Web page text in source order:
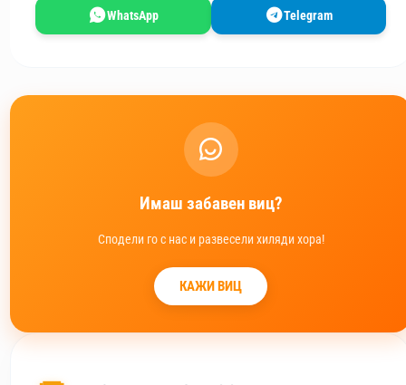
WhatsApp Telegram
Имаш забавен виц?
Сподели го с нас и развесели хиляди хора!
КАЖИ ВИЦ